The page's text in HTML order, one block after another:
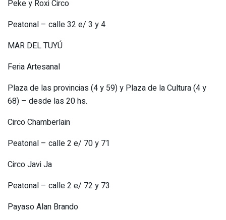
Peke y Roxi Circo
Peatonal – calle 32 e/ 3 y 4
MAR DEL TUYÚ
Feria Artesanal
Plaza de las provincias (4 y 59) y Plaza de la Cultura (4 y
68) – desde las 20 hs.
Circo Chamberlain
Peatonal – calle 2 e/ 70 y 71
Circo Javi Ja
Peatonal – calle 2 e/ 72 y 73
Payaso Alan Brando